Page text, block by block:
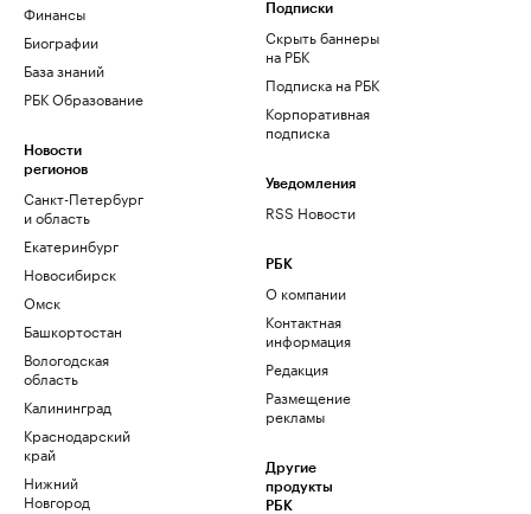
Финансы
Биографии
База знаний
РБК Образование
Новости
регионов
Санкт-Петербург
и область
Екатеринбург
Новосибирск
Омск
Башкортостан
Вологодская
область
Калининград
Краснодарский
край
Нижний
Новгород
Подписки
Скрыть баннеры
на РБК
Подписка на РБК
Корпоративная
подписка
Уведомления
RSS Новости
РБК
О компании
Контактная
информация
Редакция
Размещение
рекламы
Другие
продукты
РБК